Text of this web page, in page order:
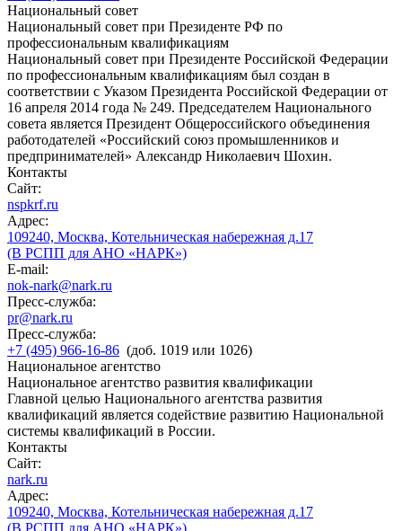
Национальный совет
Национальный совет при Президенте РФ по
профессиональным квалификациям
Национальный совет при Президенте Российской Федерации
по профессиональным квалификациям был создан в
соответствии с Указом Президента Российской Федерации от
16 апреля 2014 года № 249. Председателем Национального
совета является Президент Общероссийского объединения
работодателей «Российский союз промышленников и
предпринимателей» Александр Николаевич Шохин.
Контакты
Сайт:
nspkrf.ru
Адрес:
109240, Москва, Котельническая набережная д.17
(В РСПП для АНО «НАРК»)
E-mail:
nok-nark@nark.ru
Пресс-служба:
pr@nark.ru
Пресс-служба:
+7 (495) 966-16-86 (доб. 1019 или 1026)
Национальное агентство
Национальное агентство развития квалификации
Главной целью Национального агентства развития
квалификаций является содействие развитию Национальной
системы квалификаций в России.
Контакты
Сайт:
nark.ru
Адрес:
109240, Москва, Котельническая набережная д.17
(В РСПП для АНО «НАРК»)